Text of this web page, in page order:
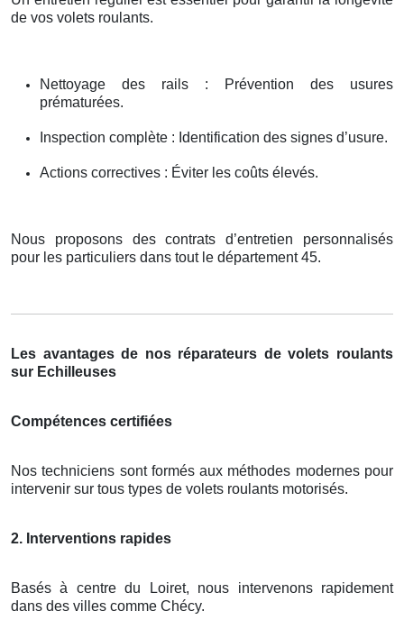
de vos volets roulants.
Nettoyage des rails : Prévention des usures
prématurées.
Inspection complète : Identification des signes d’usure.
Actions correctives : Éviter les coûts élevés.
Nous proposons des contrats d’entretien personnalisés
pour les particuliers dans tout le département 45.
Les avantages de nos réparateurs de volets roulants
sur Echilleuses
Compétences certifiées
Nos techniciens sont formés aux méthodes modernes pour
intervenir sur tous types de volets roulants motorisés.
2. Interventions rapides
Basés à centre du Loiret, nous intervenons rapidement
dans des villes comme Chécy.